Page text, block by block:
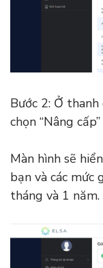
Bước 2: Ở
chọn “Nâng
Màn hình sẽ
bạn và các mức
tháng và 1 năm.